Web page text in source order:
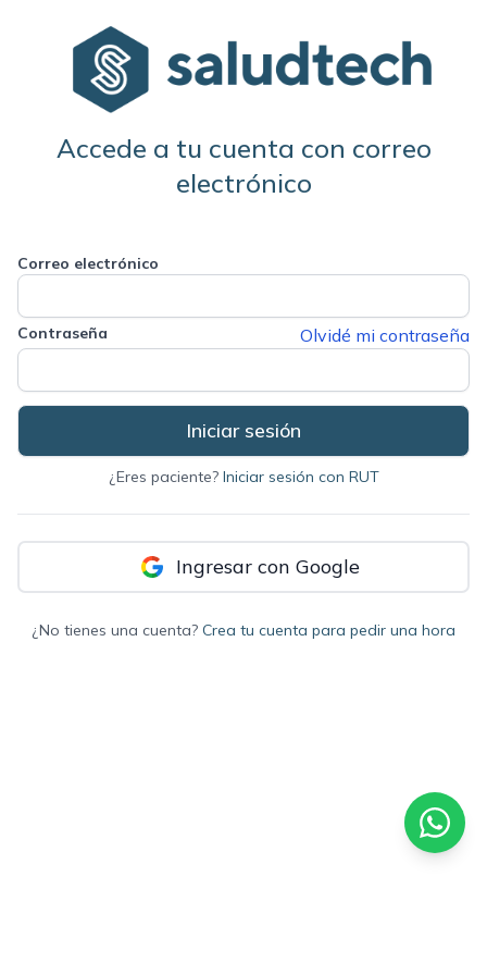
Accede a tu cuenta con correo
electrónico
Correo electrónico
Contraseña Olvidé mi contraseña
¿Eres paciente? Iniciar sesión con RUT
Ingresar con Google
¿No tienes una cuenta? Crea tu cuenta para pedir una hora